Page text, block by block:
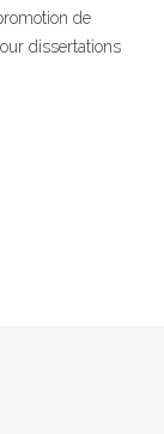
de
dissertations